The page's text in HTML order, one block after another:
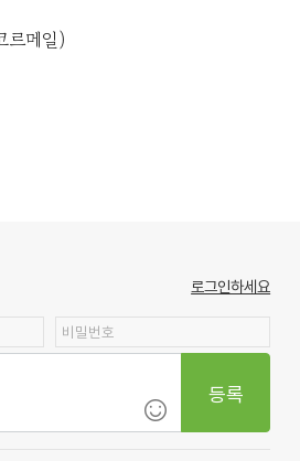
르메일)
로그인하세요
등록